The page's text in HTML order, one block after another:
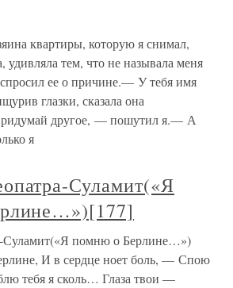
квартиры, которую я снимал,
удивляла тем, что не называла меня
ее о причине.— У тебя имя
глазки, сказала она
другое, — пошутил я.— А
я
Суламит(«Я
Суламит(«Я помню о Берлине…»)
И в сердце ноет боль, — Спою
тебя я сколь… Глаза твои —